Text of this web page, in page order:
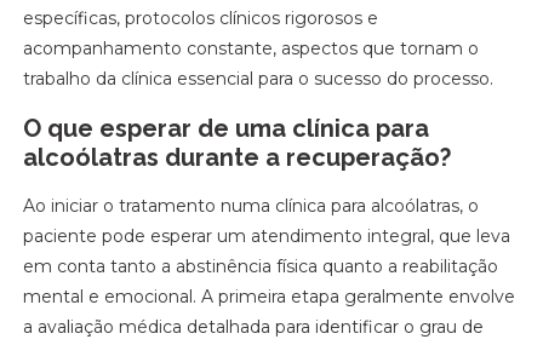
específicas, protocolos clínicos rigorosos e
acompanhamento constante, aspectos que tornam o
trabalho da clínica essencial para o sucesso do processo.
O que esperar de uma clínica para
alcoólatras durante a recuperação?
Ao iniciar o tratamento numa clínica para alcoólatras, o
paciente pode esperar um atendimento integral, que leva
em conta tanto a abstinência física quanto a reabilitação
mental e emocional. A primeira etapa geralmente envolve
a avaliação médica detalhada para identificar o grau de